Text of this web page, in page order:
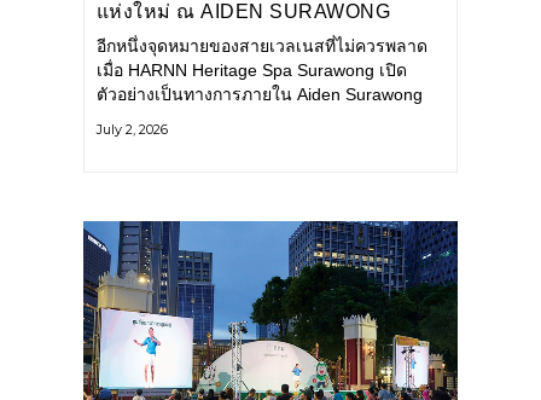
แห่งใหม่ ณ AIDEN SURAWONG
BANGKOK
อีกหนึ่งจุดหมายของสายเวลเนสที่ไม่ควรพลาด
เมื่อ HARNN Heritage Spa Surawong เปิด
ตัวอย่างเป็นทางการภายใน Aiden Surawong
ของเมืองใหญ่ มาสัมผัสประสบการณ์การพักผ่อน
July 2, 2026